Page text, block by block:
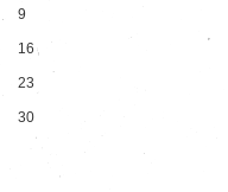
9
16
23
30